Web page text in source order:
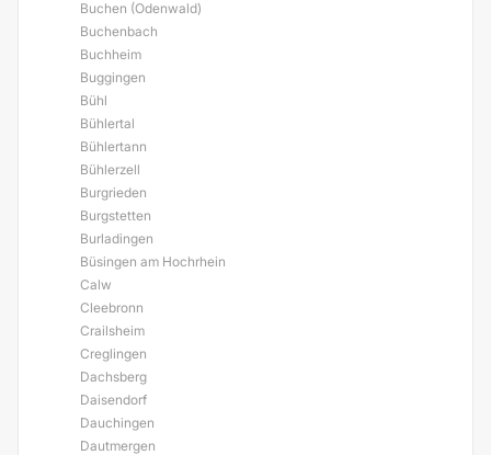
Buchen (Odenwald)
Buchenbach
Buchheim
Buggingen
Bühl
Bühlertal
Bühlertann
Bühlerzell
Burgrieden
Burgstetten
Burladingen
Büsingen am Hochrhein
Calw
Cleebronn
Crailsheim
Creglingen
Dachsberg
Daisendorf
Dauchingen
Dautmergen